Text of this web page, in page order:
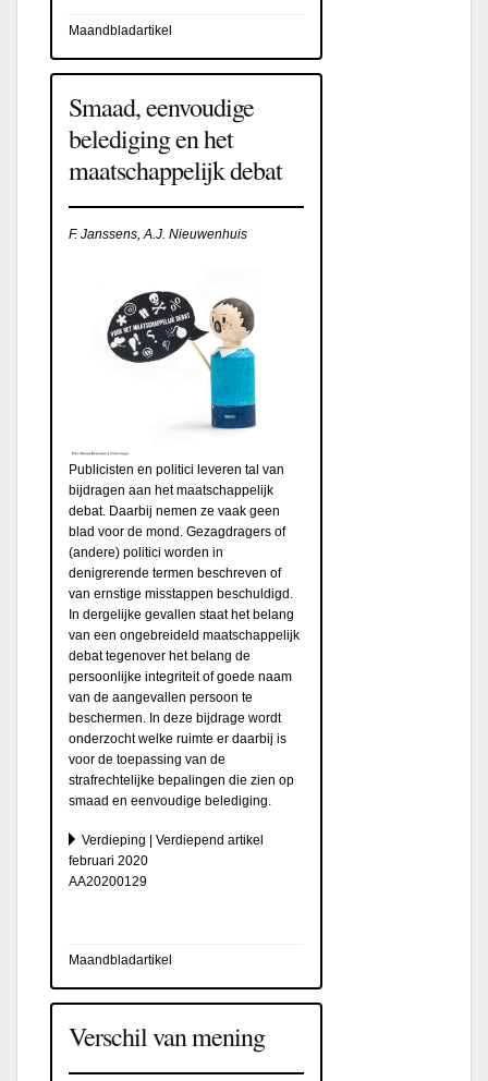
Maandbladartikel
Smaad, eenvoudige
belediging en het
maatschappelijk debat
F. Janssens, A.J. Nieuwenhuis
Publicisten en politici leveren tal van
bijdragen aan het maatschappelijk
debat. Daarbij nemen ze vaak geen
blad voor de mond. Gezagdragers of
(andere) politici worden in
denigrerende termen beschreven of
van ernstige misstappen beschuldigd.
In dergelijke gevallen staat het belang
van een ongebreideld maatschappelijk
debat tegenover het belang de
persoonlijke integriteit of goede naam
van de aangevallen persoon te
beschermen. In deze bijdrage wordt
onderzocht welke ruimte er daarbij is
voor de toepassing van de
strafrechtelijke bepalingen die zien op
smaad en eenvoudige belediging.
Verdieping | Verdiepend artikel
februari 2020
AA20200129
Maandbladartikel
Verschil van mening